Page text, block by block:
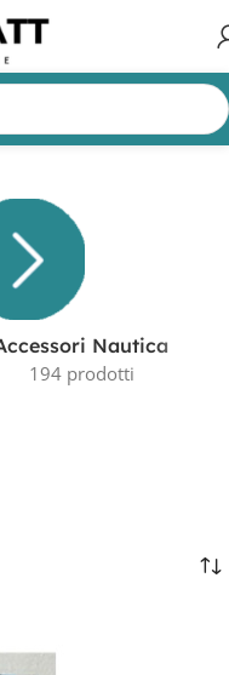
Visualizzazione del risultato
Nautica
194 prodotti